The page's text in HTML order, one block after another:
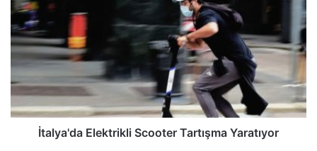
İtalya'da Elektrikli Scooter Tartışma Yaratıyor